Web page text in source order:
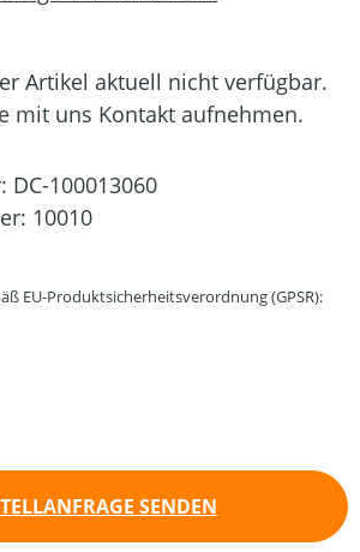
Artikel aktuell nicht verfügbar.
mit uns Kontakt aufnehmen.
DC-100013060
10010
EU-Produktsicherheitsverordnung (GPSR):
SENDEN